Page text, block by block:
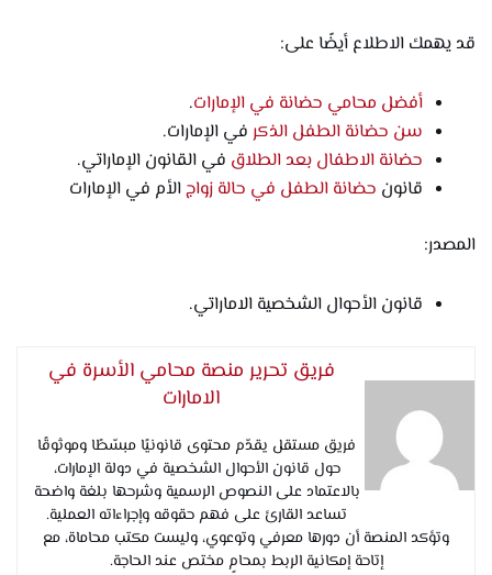
قد يهمك الاطلاع أيضًا على:
أفضل محامي حضانة في الإمارات.
سن حضانة الطفل الذكر في الإمارات.
حضانة الاطفال بعد الطلاق في القانون الإماراتي.
قانون حضانة الطفل في حالة زواجالأم في الإمارات
المصدر:
قانون الأحوال الشخصية الاماراتي.
فريق تحرير منصة محامي الأسرة في
الامارات
فريق مستقل يقدّم محتوى قانونيًا مبسّطًا وموثوقًا
حول قانون الأحوال الشخصية في دولة الإمارات،
بالاعتماد على النصوص الرسمية وشرحها بلغة واضحة
تساعد القارئ على فهم حقوقه وإجراءاته العملية.
وتؤكد المنصة أن دورها معرفي وتوعوي، وليست مكتب محاماة، مع
إتاحة إمكانية الربط بمحامٍ مختص عند الحاجة.